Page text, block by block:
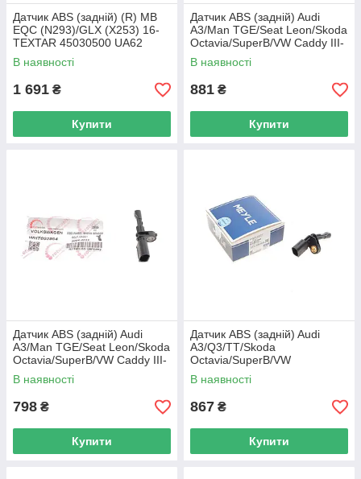
Датчик ABS (задній) (R) MB
EQC (N293)/GLX (X253) 16-
TEXTAR 45030500 UA62
В наявності
1 691 ₴
Купити
Датчик ABS (задній) Audi
A3/Man TGE/Seat Leon/Skoda
Octavia/SuperB/VW Caddy III-
IV/Crafter 114 800 0009 UA62
В наявності
881 ₴
Купити
Датчик ABS (задній) Audi
A3/Man TGE/Seat Leon/Skoda
Octavia/SuperB/VW Caddy III-
IV/Crafter 04- WHT003864
UA62
В наявності
798 ₴
Купити
Датчик ABS (задній) Audi
A3/Q3/TT/Skoda
Octavia/SuperB/VW
Golf/Jetta/Passat/Touran 1.2-
3.6 0 100 899 0043 UA62
В наявності
867 ₴
Купити